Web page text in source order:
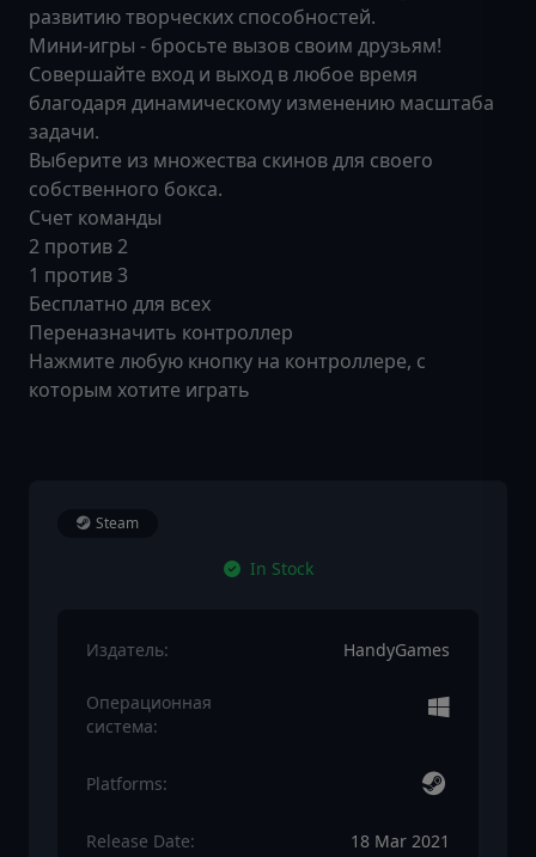
развитию творческих способностей.
Мини-игры - бросьте вызов своим друзьям!
Совершайте вход и выход в любое время
благодаря динамическому изменению масштаба
задачи.
Выберите из множества скинов для своего
собственного бокса.
Счет команды
2 против 2
1 против 3
Бесплатно для всех
Переназначить контроллер
Нажмите любую кнопку на контроллере, с
которым хотите играть
Steam
In Stock
Издатель: HandyGames
Операционная
система:
Platforms:
Release Date: 18 Mar 2021